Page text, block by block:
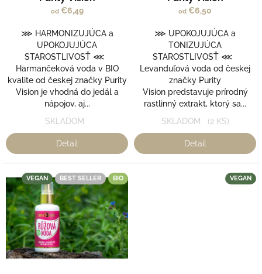
je
z
5
hviezdičiek.
od€6,49
⋙ HARMONIZUJÚCA a
UPOKOJUJÚCA
STAROSTLIVOSŤ ⋘
Harmančeková voda v BIO
kvalite od českej značky Purity
Vision je vhodná do jedál a
nápojov, aj...
SKLADOM
Detail
je
z
5
hviezdičiek.
od €6,50
⋙ UPOKOJUJÚCA a
TONIZUJÚCA
STAROSTLIVOSŤ ⋘
Levanduľová voda od českej
značky Purity
Vision predstavuje prírodný
rastlinný extrakt, ktorý sa...
SKLADOM (2 KS)
Detail
VEGAN BEST SELLER BIO VEGAN